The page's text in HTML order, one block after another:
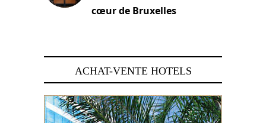
cœur de Bruxelles
ACHAT-VENTE HOTELS